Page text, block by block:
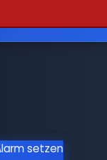
setzen